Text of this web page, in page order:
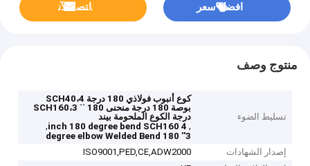
افضل سعر ﺎﺘﺼﻟ ﺍﻶﻧ
منتوج وصف
تسليط الضوء
كوع أنبوب فولاذي 180 درجة SCH40،4
بوصة 180 درجة منحنى SCH160،3 `` 180
درجة الكوع الملحومة بيند
,
4 inch 180 degree bend SCH160
,
3'' 180 degree elbow Welded Bend
إصدار الشهادات
ISO9001,PED,CE,ADW2000